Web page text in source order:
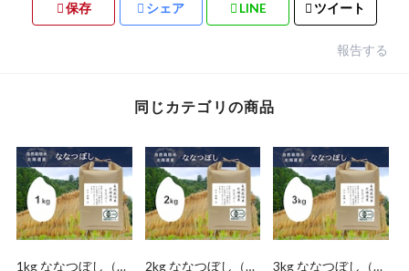
保存 シェア LINE ツイート
報告する
同じカテゴリの商品
1kg ななつぼし（北
2kg ななつぼし（北
3kg ななつぼし（北